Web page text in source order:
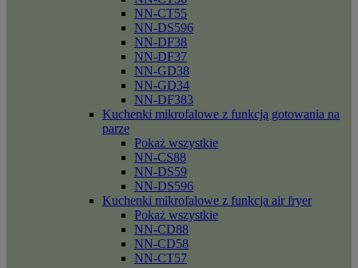
NN-CT55
NN-DS596
NN-DF38
NN-DF37
NN-GD38
NN-GD34
NN-DF383
Kuchenki mikrofalowe z funkcją gotowania na
parze
Pokaż wszystkie
NN-CS88
NN-DS59
NN-DS596
Kuchenki mikrofalowe z funkcja air fryer
Pokaż wszystkie
NN-CD88
NN-CD58
NN-CT57